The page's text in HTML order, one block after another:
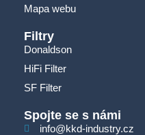
Mapa webu
Filtry
Donaldson
HiFi Filter
SF Filter
Spojte se s námi
info@kkd-industry.cz